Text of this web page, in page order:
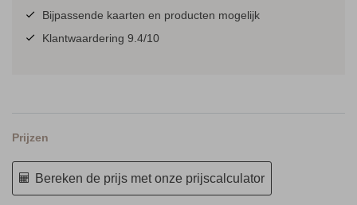
Bijpassende kaarten en producten mogelijk
Klantwaardering 9.4/10
Prijzen
Bereken de prijs met onze prijscalculator